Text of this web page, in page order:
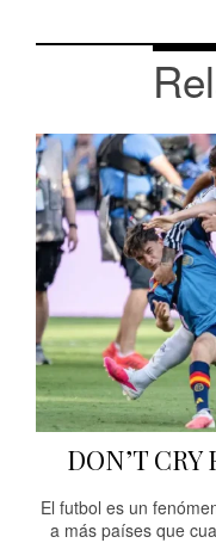
DON’T
El futbol es un
a más países que